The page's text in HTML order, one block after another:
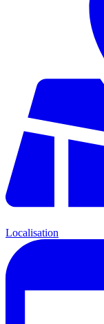
Localisation